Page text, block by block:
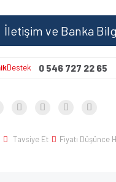
İletişim ve Banka
Destek 0 546 727 22 65
Tavsiye Et Fiyatı Düşünce